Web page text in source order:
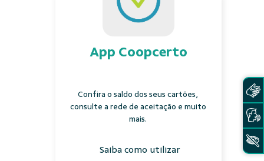
App Coopcerto
Confira o saldo dos seus cartões,
consulte a rede de aceitação e muito
mais.
Saiba como utilizar